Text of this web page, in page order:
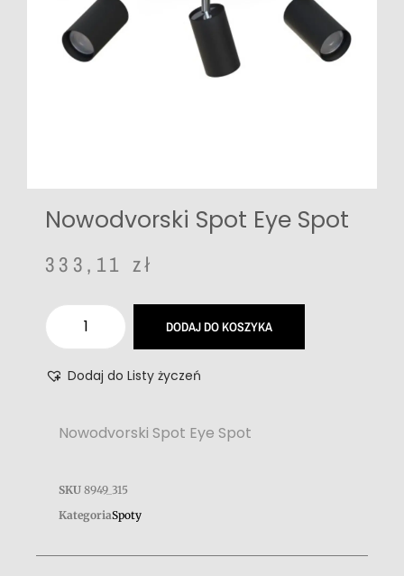
Nowodvorski Spot Eye Spot
333,11 zł
DODAJ DO KOSZYKA
Dodaj do Listy życzeń
Nowodvorski Spot Eye Spot
SKU 8949_315
KategoriaSpoty